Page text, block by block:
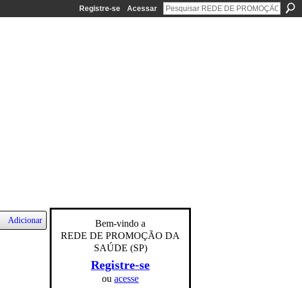
Registre-se Acessar
Adicionar
Bem-vindo a
REDE DE PROMOÇÃO DA
SAÚDE (SP)
Registre-se
ou acesse